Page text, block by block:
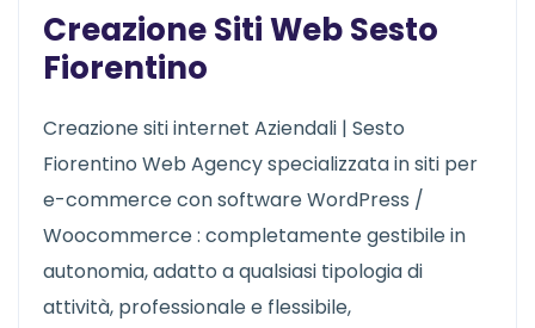
Creazione Siti Web Sesto
Fiorentino
Creazione siti internet Aziendali | Sesto
Fiorentino Web Agency specializzata in siti per
e-commerce con software WordPress /
Woocommerce : completamente gestibile in
autonomia, adatto a qualsiasi tipologia di
attività, professionale e flessibile,